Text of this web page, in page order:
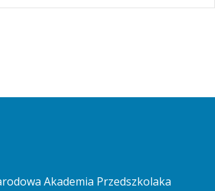
Akademia Przedszkolaka